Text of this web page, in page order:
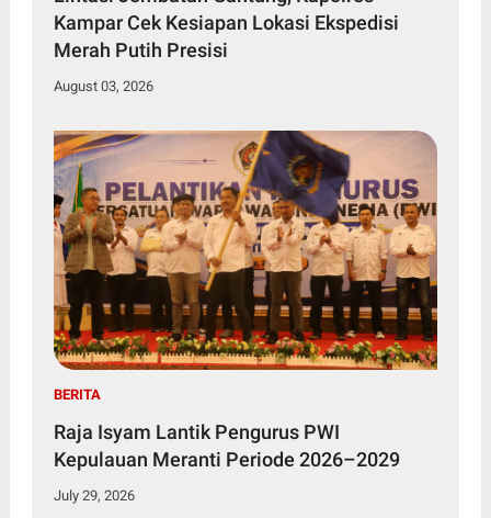
Kampar Cek Kesiapan Lokasi Ekspedisi
Merah Putih Presisi
August 03, 2026
BERITA
Raja Isyam Lantik Pengurus PWI
Kepulauan Meranti Periode 2026–2029
July 29, 2026